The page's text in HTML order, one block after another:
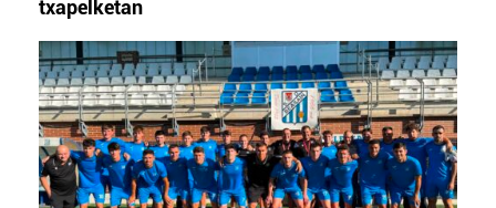
txapelketan